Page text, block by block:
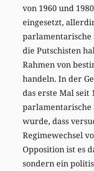
von 1960 und
eingesetzt,
parlamentarische
die Putschisten
Rahmen von
handeln. In der
das erste Mal seit
parlamentarische
wurde, dass
Regimewechsel
Opposition ist es
sondern ein